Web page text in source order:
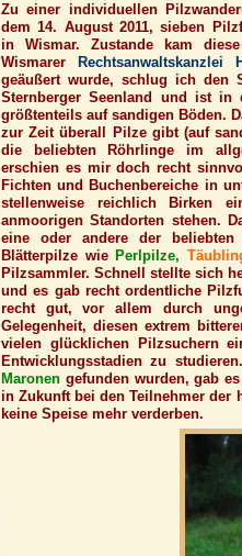
Zu einer individuellen
dem 14. August 2011, sieben
in Wismar. Zustande kam
Wismarer
Rechtsanwaltskanzlei
geäußert wurde, schlug ich den
Sternberger Seenland und ist in
größtenteils auf sandigen Böden.
zur Zeit überall Pilze gibt (auf
die beliebten Röhrlinge im
erschien es mir doch recht
Fichten und Buchenbereiche in
stellenweise reichlich Birken
anmoorigen Standorten stehen.
eine oder andere der
Blätterpilze wie Perlpilze,
Pilzsammler. Schnell stellte sich
und es gab recht ordentliche
recht gut, vor allem durch
Gelegenheit, diesen extrem
vielen glücklichen Pilzsuchern
Entwicklungsstadien zu
Maronen gefunden wurden, gab
in Zukunft bei den Teilnehmer der
keine Speise mehr verderben.